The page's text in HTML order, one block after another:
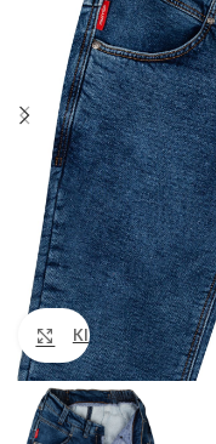
Klik om te vergroten